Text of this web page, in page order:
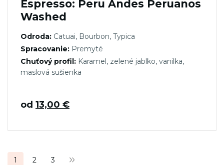
Espresso: Peru Andes Peruanos
Washed
Odroda: Catuai, Bourbon, Typica
Spracovanie: Premyté
Chuťový profil: Karamel, zelené jablko, vanilka,
maslová sušienka
od 13,00 €
1 2 3